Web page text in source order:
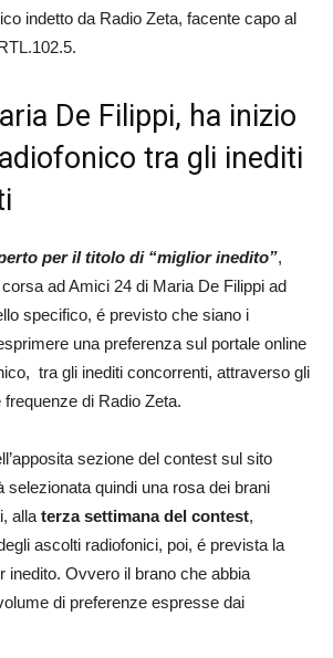
indetto da Radio Zeta, facente capo al
De Filippi, ha inizio
tra gli inediti
per il titolo di “miglior inedito”,
ad Amici 24 di Maria De Filippi ad
specifico, é previsto che siano i
una preferenza sul portale online
tra gli inediti concorrenti, attraverso gli
di Radio Zeta.
sezione del contest sul sito
selezionata quindi una rosa dei brani
alla terza settimana del contest,
ascolti radiofonici, poi, é prevista la
inedito. Ovvero il brano che abbia
di preferenze espresse dai